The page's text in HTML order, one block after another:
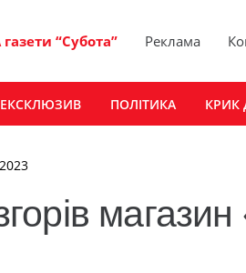
“Субота” Реклама
ПОЛІТИКА КРИК